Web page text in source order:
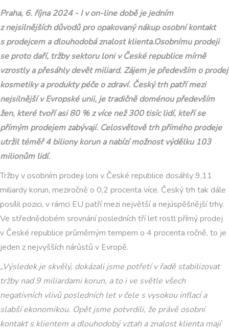
Praha, 6. října 2024 - I v on-line době je jedním
z nejsilnějších důvodů pro opakovaný nákup osobní kontakt
s prodejcem a dlouhodobá znalost klienta.Osobnímu prodeji
se proto daří, tržby sektoru loni v České republice mírně
vzrostly a přesáhly devět miliard. Zájem je především o prodej
kosmetiky a produkty péče o zdraví. Český trh patří mezi
nejsilnější v Evropské unii, je tradičně doménou především
žen, které tvoří asi 80 % z více než 300 tisíc lidí, kteří se
přímým prodejem zabývají. Celosvětově trh přímého prodeje
utržil téměř 4 biliony korun a nabízí možnost výdělku 103
milionům lidí.
Tržby v osobním prodeji loni v České republice dosáhly 9,11
miliardy korun, meziročně o 0,2 procenta více. Český trh tak dále
posílil pozici, v rámci EU patří mezi největší a nejúspěšnější trhy.
Ve střednědobém srovnání posledních tří let rostl přímý prodej
v České republice průměrným tempem o 4 procenta ročně, to je
jeden z nejvyšších nárůstů v Evropě.
„Výsledek je skvělý, dokázali jsme potřetí v řadě stabilizovat
tržby nad 9 miliardami korun, a to i ve světle všech
negativních vlivů posledních let v čele s vysokou inflací a
slabší ekonomikou. Opět jsme potvrdili, že právě osobní
kontakt s klientem a dlouhodobý vztah a znalost klienta mají